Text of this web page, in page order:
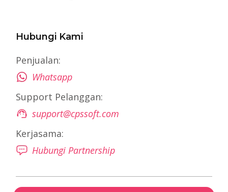
Hubungi Kami
Penjualan:
Whatsapp
Support Pelanggan:
support@cpssoft.com
Kerjasama:
Hubungi Partnership